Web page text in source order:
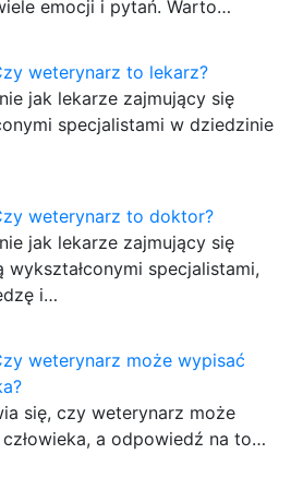
emocji i pytań. Warto…
weterynarz to lekarz?
jak lekarze zajmujący się
specjalistami w dziedzinie
weterynarz to doktor?
jak lekarze zajmujący się
wykształconymi specjalistami,
i…
weterynarz może wypisać
się, czy weterynarz może
a odpowiedź na to…